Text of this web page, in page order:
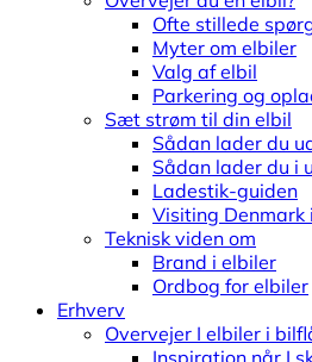
Ofte stillede
Myter om elbiler
Valg af elbil
Parkering og
Sæt strøm til din elbil
Sådan lader du
Sådan lader du i
Ladestik-guiden
Visiting Denmark
Teknisk viden om
Brand i elbiler
Ordbog for elbiler
Erhverv
Overvejer I elbiler i
Inspiration når I